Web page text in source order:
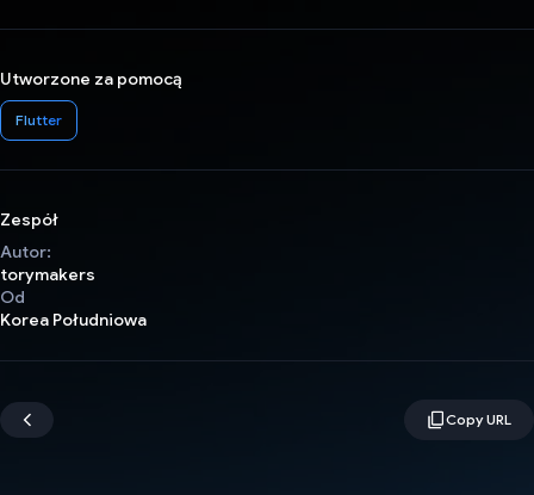
Utworzone za pomocą
Flutter
Zespół
Autor:
torymakers
Od
Korea Południowa